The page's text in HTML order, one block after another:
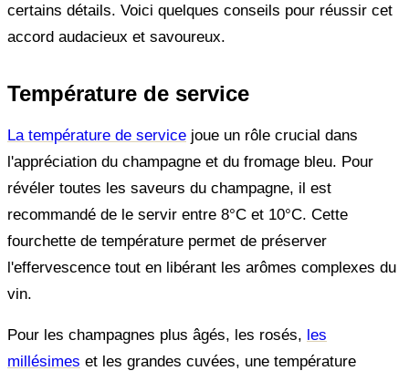
certains détails. Voici quelques conseils pour réussir cet
accord audacieux et savoureux.
Température de service
La température de service joue un rôle crucial dans
l'appréciation du champagne et du fromage bleu. Pour
révéler toutes les saveurs du champagne, il est
recommandé de le servir entre 8°C et 10°C. Cette
fourchette de température permet de préserver
l'effervescence tout en libérant les arômes complexes du
vin.
Pour les champagnes plus âgés, les rosés, les
millésimes et les grandes cuvées, une température